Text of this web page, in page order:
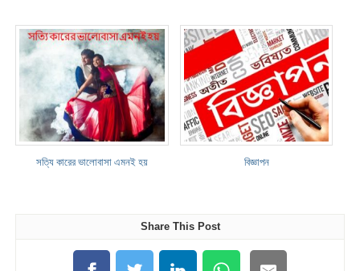
সত্যি কারের ভালোবাসা এমনই হয় বিজ্ঞাপন
Share This Post